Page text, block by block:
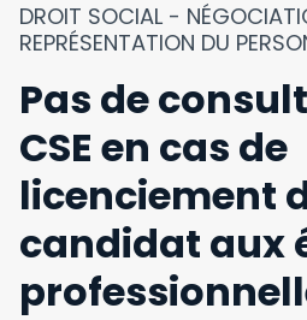
DROIT SOCIAL -
REPRÉSENTATION DU
Pas de
CSE en cas de
licenciement
candidat aux